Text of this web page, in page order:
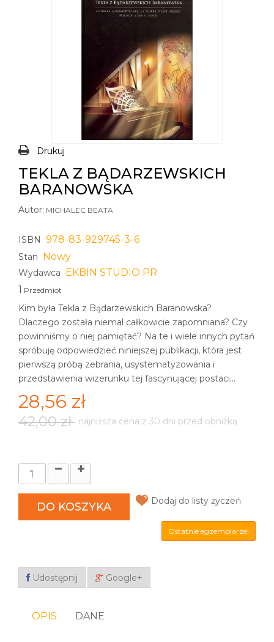
Drukuj
TEKLA Z BĄDARZEWSKICH
BARANOWSKA
Autor: MICHALEC BEATA
ISBN 978-83-929745-3-6
Stan Nowy
Wydawca EKBIN STUDIO PR
1 Przedmiot
Kim była Tekla z Bądarzewskich Baranowska?
Dlaczego została niemal całkowicie zapomniana? Czy
powinniśmy o niej pamiętać? Na te i wiele innych pytań
spróbuję odpowiedzieć niniejszej publikacji, która jest
pierwszą próbą zebrania, usystematyzowania i
przedstawienia wizerunku tej fascynującej postaci...
28,56 zł
42,00 zł najniższa cena z 30 dni przed obniżką
DO KOSZYKA Dodaj do listy życzeń
Ostatnie egzemplarze!
Udostępnij Google+
OPIS DANE